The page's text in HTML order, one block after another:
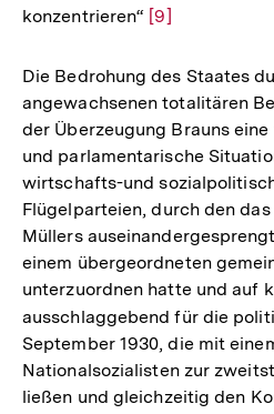
konzentrieren“ Zur
der
Fußnote
[9]
Die Bedrohung des Staates
angewachsenen totalitären
der Überzeugung Brauns
und parlamentarische
wirtschafts-und
Flügelparteien, durch den
Müllers
einem übergeordneten
unterzuordnen hatte und auf
ausschlaggebend für die
September 1930, die mit
Nationalsozialisten zur
ließen und gleichzeitig den